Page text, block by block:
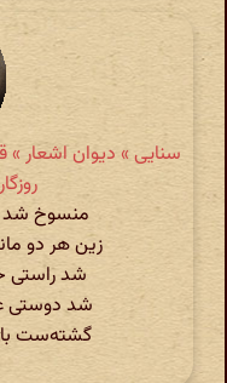
منسوخ شد
زین هر دو
شد راستی
شد دوستی
گشته‌ست